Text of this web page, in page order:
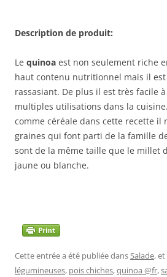
Description de produit:
Le quinoa est non seulement riche
haut contenu nutritionnel mais il
rassasiant. De plus il est très facile
multiples utilisations dans la
comme céréale dans cette recette il
graines qui font parti de la famille
sont de la même taille que le millet
jaune ou blanche.
Cette entrée a été publiée dansSalade,
légumineuses, pois chiches,quinoa @fr,